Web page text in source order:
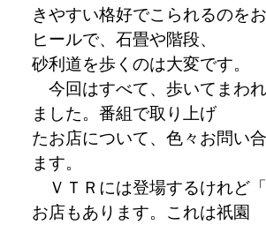
きやすい格好でこられるのを
ヒールで、石畳や階段、
砂利道を歩くのは大変です。
今回はすべて、歩いてまわ
ました。番組で取り上げ
たお店について、色々お問い
ます。
ＶＴＲには登場するけれど
お店もあります。これは祇園